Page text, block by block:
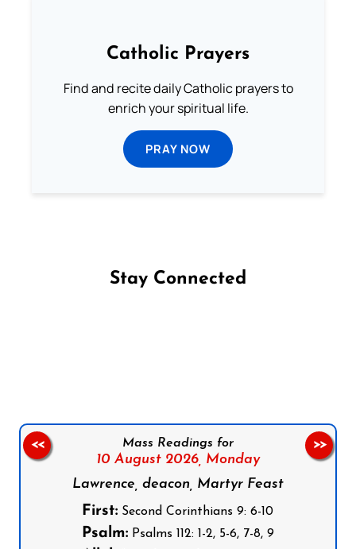
Catholic Prayers
Find and recite daily Catholic prayers to
enrich your spiritual life.
PRAY NOW
Stay Connected
Mass Readings for
10 August 2026, Monday
Lawrence, deacon, Martyr Feast
First: Second Corinthians 9: 6-10
Psalm: Psalms 112: 1-2, 5-6, 7-8, 9
<< >>